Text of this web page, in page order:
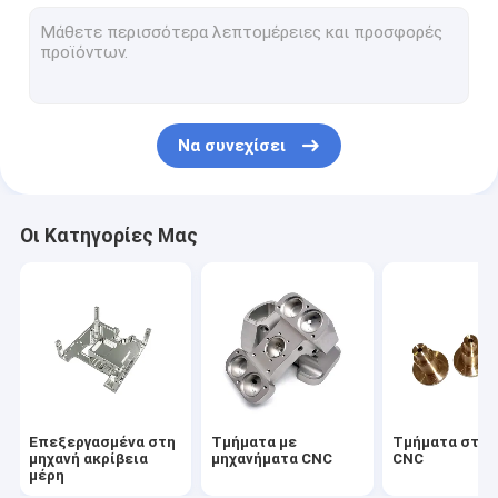
Εργαστηριακοί απορροφητές θερμότητας CNC
Κατοικία ρίψεων κύβων αλουμινίου
Αποφευγμένο πτερύγιο Heatsink
Θερμοαποχέτευση ψυγείου
επί παραγγελία ελατήρια
Να συνεχίσει
Οι Κατηγορίες Μας
Επεξεργασμένα στη
μηχανή ακρίβεια
μέρη
Τμήματα με
μηχανήματα CNC
Τμήματα
CNC